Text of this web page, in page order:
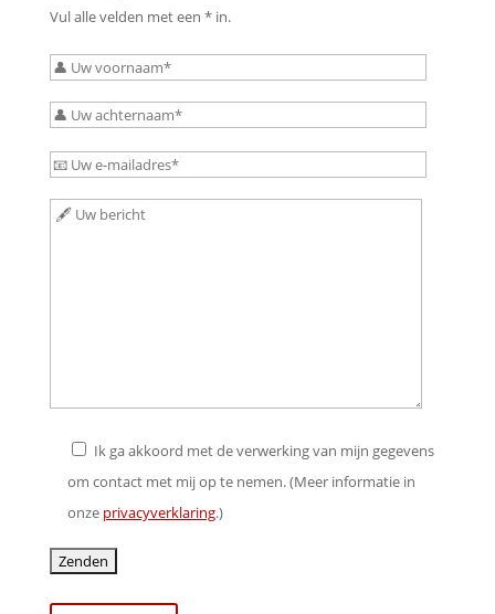
Vul alle velden met een * in.
Bitte
dieses
Feld
leer.
Bitte
dieses
Bitte
Ik ga akkoord met de verwerking van mijn gegevens
om contact met mij op te nemen. (Meer informatie in
onze privacyverklaring.)